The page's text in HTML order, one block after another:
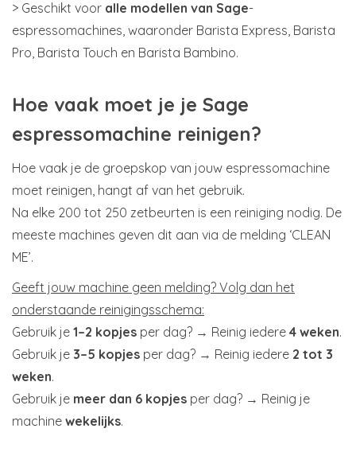
> Geschikt voor alle modellen van Sage-
espressomachines, waaronder Barista Express, Barista
Pro, Barista Touch en Barista Bambino.
Hoe vaak moet je je Sage
espressomachine reinigen?
Hoe vaak je de groepskop van jouw espressomachine
moet reinigen, hangt af van het gebruik.
Na elke 200 tot 250 zetbeurten is een reiniging nodig. De
meeste machines geven dit aan via de melding ‘CLEAN
ME’.
Geeft jouw machine geen melding? Volg dan het
onderstaande reinigingsschema:
Gebruik je 1–2 kopjes per dag? → Reinig iedere 4 weken.
Gebruik je 3–5 kopjes per dag? → Reinig iedere 2 tot 3
weken.
Gebruik je meer dan 6 kopjes per dag? → Reinig je
machine wekelijks.